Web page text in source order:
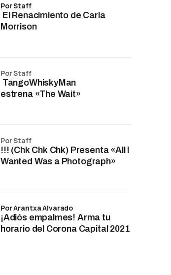
El Renacimiento de Carla
Morrison
por Staff
TangoWhiskyMan
estrena «The Wait»
por Staff
!!! (Chk Chk Chk) Presenta «All I
Wanted Was a Photograph»
por Staff
¡Adiós empalmes! Arma tu
horario del Corona Capital 2021
por Arantxa Alvarado